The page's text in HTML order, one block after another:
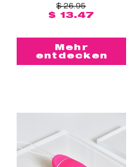
$ 26.95
$ 13.47
Mehr
entdecken